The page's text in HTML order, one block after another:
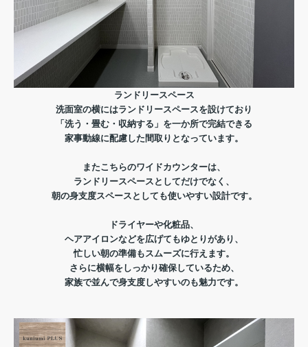
ランドリースペース
洗面室の横にはランドリースペースを設けており
「洗う・畳む・収納する」を一か所で完結できる
家事動線に配慮した間取りとなっています。
またこちらのワイドカウンターは、
ランドリースペースとしてだけでなく、
朝の身支度スペースとしても使いやすい設計です。
ドライヤーや化粧品、
ヘアアイロンなどを広げてもゆとりがあり、
忙しい朝の準備もスムーズに行えます。
さらに横幅をしっかり確保しているため、
家族で並んで身支度しやすいのも魅力です。